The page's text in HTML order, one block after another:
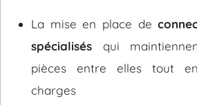
La mise en place de
spécialisés qui
pièces entre elles tout
charges